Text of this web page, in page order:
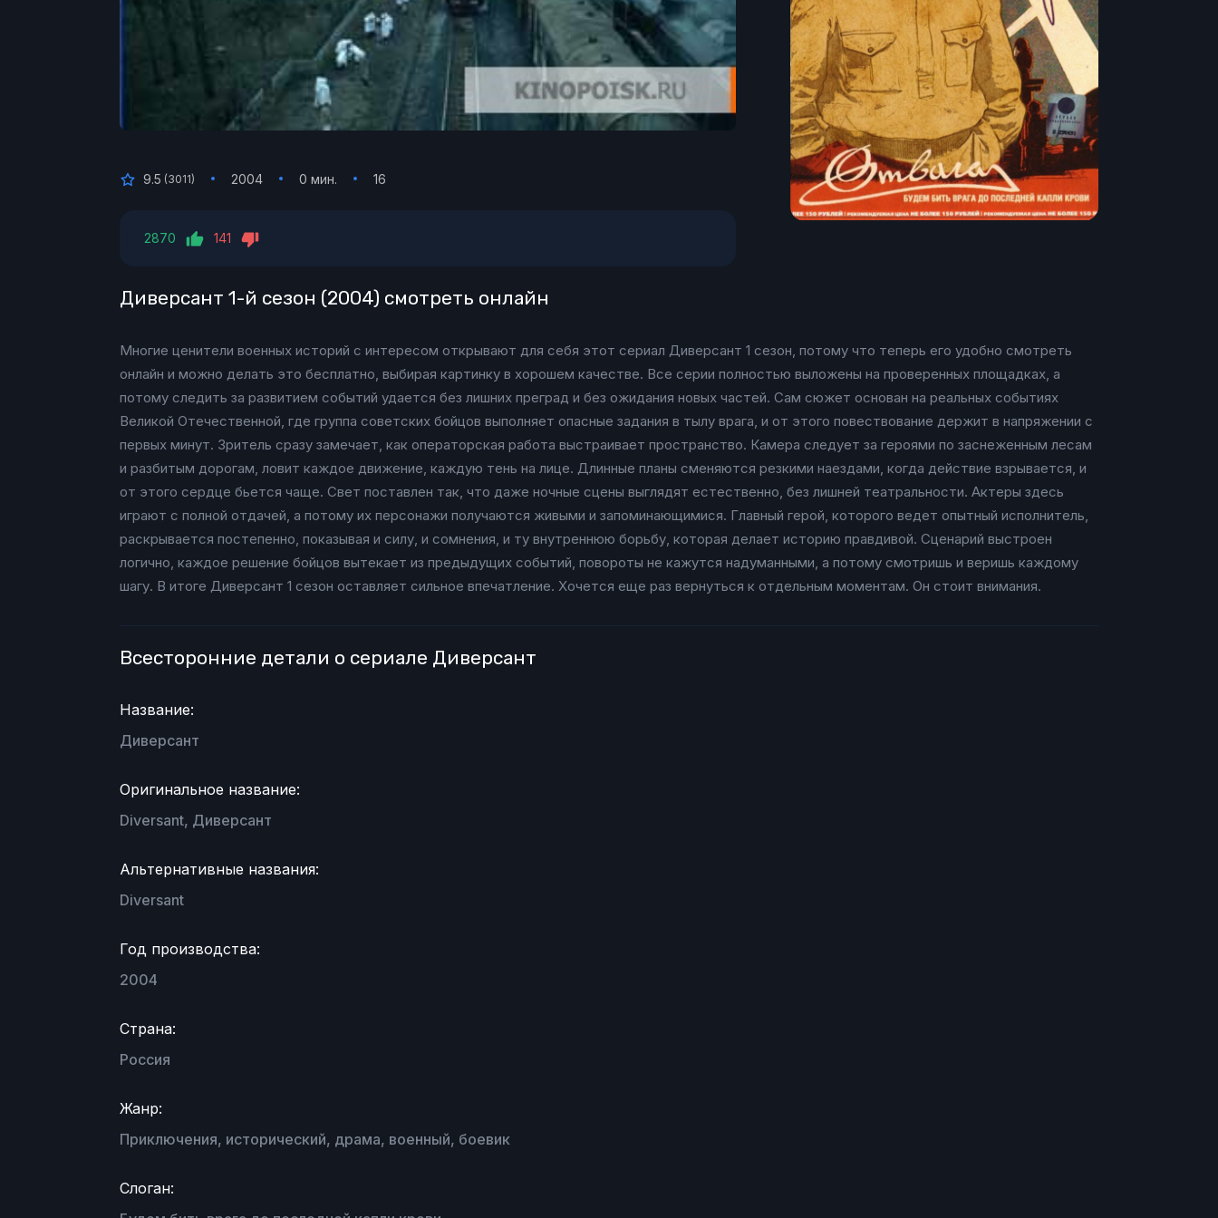
9.5 (3011) 2004 0 мин. 16
2870 141
Диверсант 1-й сезон (2004) смотреть онлайн
Многие ценители военных историй с интересом открывают для себя этот сериал Диверсант 1 сезон, потому что теперь его удобно смотреть
онлайн и можно делать это бесплатно, выбирая картинку в хорошем качестве. Все серии полностью выложены на проверенных площадках, а
потому следить за развитием событий удается без лишних преград и без ожидания новых частей. Сам сюжет основан на реальных событиях
Великой Отечественной, где группа советских бойцов выполняет опасные задания в тылу врага, и от этого повествование держит в напряжении с
первых минут. Зритель сразу замечает, как операторская работа выстраивает пространство. Камера следует за героями по заснеженным лесам
и разбитым дорогам, ловит каждое движение, каждую тень на лице. Длинные планы сменяются резкими наездами, когда действие взрывается, и
от этого сердце бьется чаще. Свет поставлен так, что даже ночные сцены выглядят естественно, без лишней театральности. Актеры здесь
играют с полной отдачей, а потому их персонажи получаются живыми и запоминающимися. Главный герой, которого ведет опытный исполнитель,
раскрывается постепенно, показывая и силу, и сомнения, и ту внутреннюю борьбу, которая делает историю правдивой. Сценарий выстроен
логично, каждое решение бойцов вытекает из предыдущих событий, повороты не кажутся надуманными, а потому смотришь и веришь каждому
шагу. В итоге Диверсант 1 сезон оставляет сильное впечатление. Хочется еще раз вернуться к отдельным моментам. Он стоит внимания.
Всесторонние детали о сериале Диверсант
Название:
Диверсант
Оригинальное название:
Diversant, Диверсант
Альтернативные названия:
Diversant
Год производства:
2004
Страна:
Россия
Жанр:
Приключения, исторический, драма, военный, боевик
Слоган: